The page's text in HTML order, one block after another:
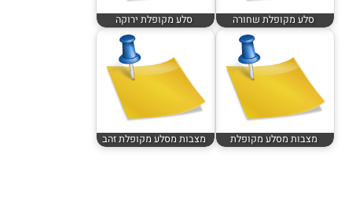
סלע מקופלת שחורה סלע מקופלת ירוקה
מצבות מסלע מקופלת מצבות מסלע מקופלת זהב